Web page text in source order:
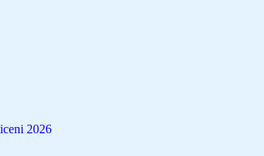
2026